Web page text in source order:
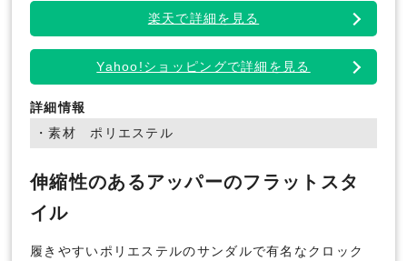
楽天で詳細を見る
Yahoo!ショッピングで詳細を見る
詳細情報
・素材 ポリエステル
伸縮性のあるアッパーのフラットスタ
イル
履きやすいポリエステルのサンダルで有名なクロック